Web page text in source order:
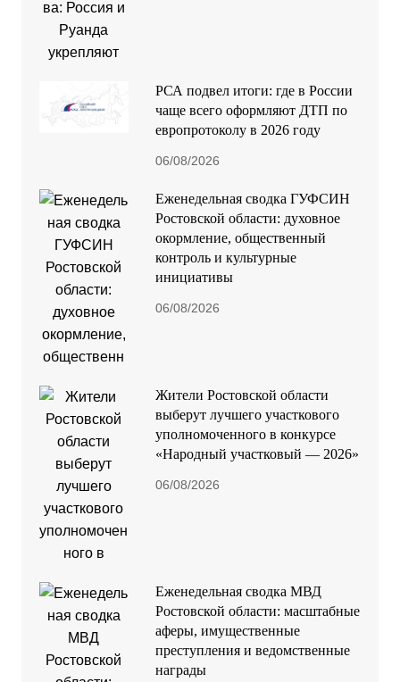
РСА подвел итоги: где в России
чаще всего оформляют ДТП по
европротоколу в 2026 году
06/08/2026
Еженедельная сводка ГУФСИН
Ростовской области: духовное
окормление, общественный
контроль и культурные
инициативы
06/08/2026
Жители Ростовской области
выберут лучшего участкового
уполномоченного в конкурсе
«Народный участковый — 2026»
06/08/2026
Еженедельная сводка МВД
Ростовской области: масштабные
аферы, имущественные
преступления и ведомственные
награды